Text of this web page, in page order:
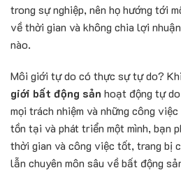
trong sự nghiệp, nên họ hướng tới
về thời gian và không chia lợi
nào.
Môi giới tự do có thực sự tự do?
giới bất động sản hoạt động tự
mọi trách nhiệm và những công
tồn tại và phát triển một mình, bạn
thời gian và công việc tốt, trang bị
lẫn chuyên môn sâu về bất động